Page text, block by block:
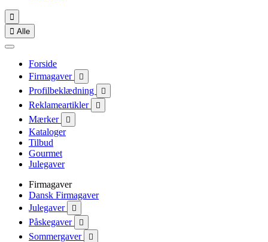

 Alle
Forside
Firmagaver

Profilbeklædning 
Reklameartikler 
Mærker 
Kataloger
Tilbud
Gourmet
Julegaver
Firmagaver
Dansk Firmagaver
Julegaver

Påskegaver 
Sommergaver 